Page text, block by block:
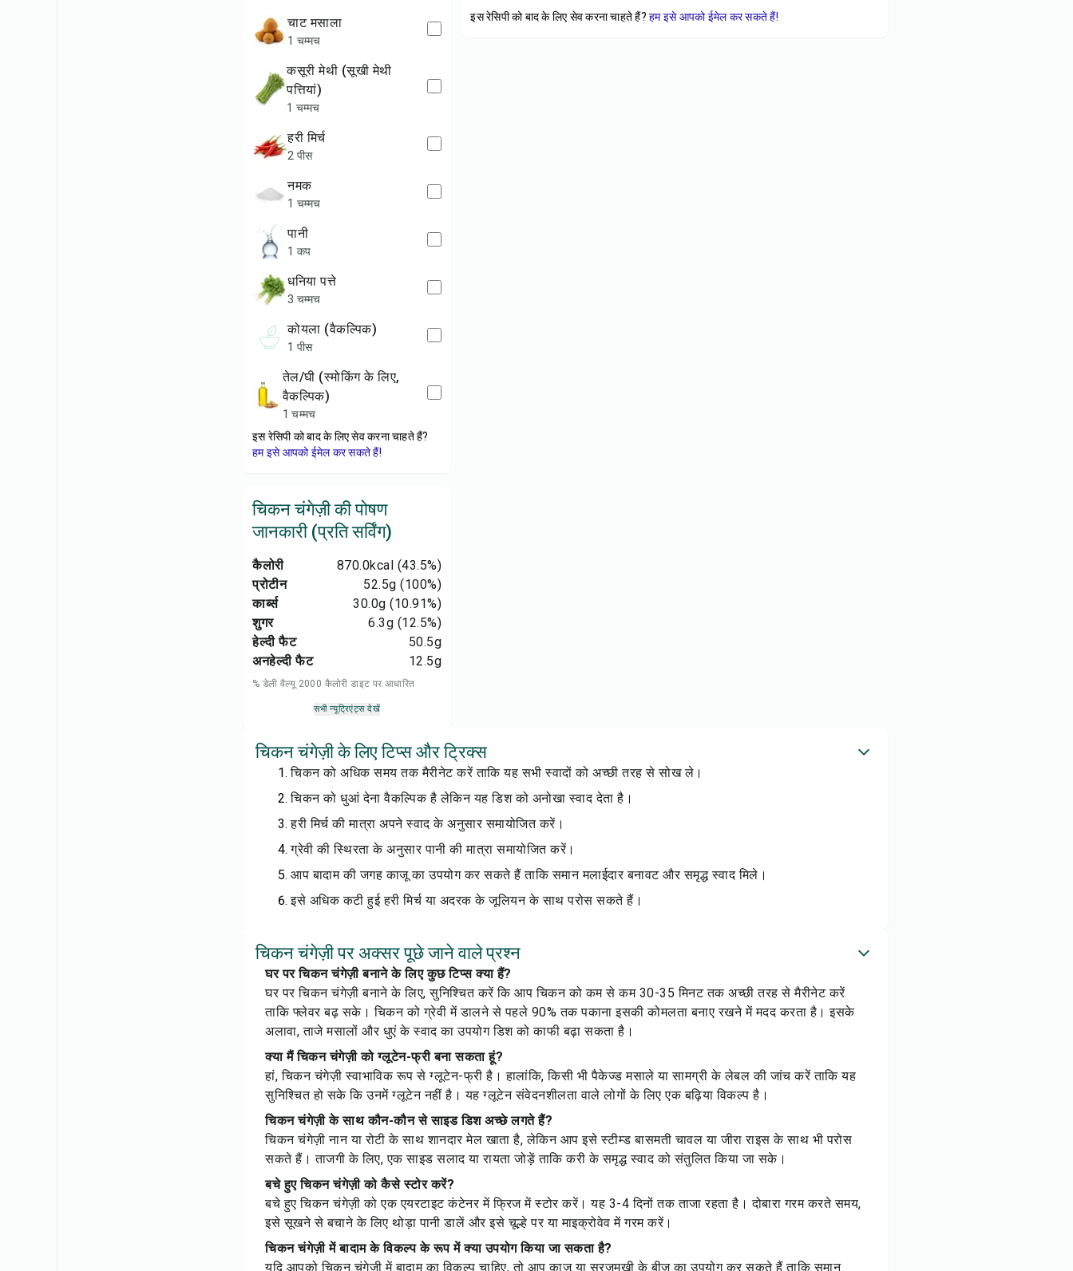
चाट मसाला
1 चम्मच
कसूरी मेथी (सूखी मेथी
पत्तियां)
1 चम्मच
हरी मिर्च
2 पीस
नमक
1 चम्मच
पानी
1 कप
धनिया पत्ते
3 चम्मच
कोयला (वैकल्पिक)
1 पीस
तेल/घी (स्मोकिंग के लिए,
वैकल्पिक)
1 चम्मच
इस रेसिपी को बाद के लिए सेव करना चाहते हैं?
हम इसे आपको ईमेल कर सकते हैं!
चिकन चंगेज़ी की पोषण
जानकारी (प्रति सर्विंग)
कैलोरी 870.0kcal (43.5%)
प्रोटीन
52.5g (100%)
कार्ब्स
30.0g (10.91%)
शुगर
6.3g (12.5%)
हेल्दी फैट
50.5g
अनहेल्दी फैट
12.5g
% डेली वैल्यू 2000 कैलोरी डाइट पर आधारित
सभी न्यूट्रिएंट्स देखें
इस रेसिपी को बाद के लिए सेव करना चाहते हैं? हम इसे आपको ईमेल कर सकते हैं!
चिकन चंगेज़ी के लिए टिप्स और ट्रिक्स
चिकन को अधिक समय तक मैरीनेट करें ताकि यह सभी स्वादों को अच्छी तरह से सोख ले।
चिकन को धुआं देना वैकल्पिक है लेकिन यह डिश को अनोखा स्वाद देता है।
हरी मिर्च की मात्रा अपने स्वाद के अनुसार समायोजित करें।
ग्रेवी की स्थिरता के अनुसार पानी की मात्रा समायोजित करें।
आप बादाम की जगह काजू का उपयोग कर सकते हैं ताकि समान मलाईदार बनावट और समृद्ध स्वाद मिले।
इसे अधिक कटी हुई हरी मिर्च या अदरक के जूलियन के साथ परोस सकते हैं।
चिकन चंगेज़ी पर अक्सर पूछे जाने वाले प्रश्न
घर पर चिकन चंगेज़ी बनाने के लिए कुछ टिप्स क्या हैं?
घर पर चिकन चंगेज़ी बनाने के लिए, सुनिश्चित करें कि आप चिकन को कम से कम 30-35 मिनट तक अच्छी तरह से मैरीनेट करें
ताकि फ्लेवर बढ़ सके। चिकन को ग्रेवी में डालने से पहले 90% तक पकाना इसकी कोमलता बनाए रखने में मदद करता है। इसके
अलावा, ताजे मसालों और धुएं के स्वाद का उपयोग डिश को काफी बढ़ा सकता है।
क्या मैं चिकन चंगेज़ी को ग्लूटेन-फ्री बना सकता हूं?
हां, चिकन चंगेज़ी स्वाभाविक रूप से ग्लूटेन-फ्री है। हालांकि, किसी भी पैकेज्ड मसाले या सामग्री के लेबल की जांच करें ताकि यह
सुनिश्चित हो सके कि उनमें ग्लूटेन नहीं है। यह ग्लूटेन संवेदनशीलता वाले लोगों के लिए एक बढ़िया विकल्प है।
चिकन चंगेज़ी के साथ कौन-कौन से साइड डिश अच्छे लगते हैं?
चिकन चंगेज़ी नान या रोटी के साथ शानदार मेल खाता है, लेकिन आप इसे स्टीम्ड बासमती चावल या जीरा राइस के साथ भी परोस
सकते हैं। ताजगी के लिए, एक साइड सलाद या रायता जोड़ें ताकि करी के समृद्ध स्वाद को संतुलित किया जा सके।
बचे हुए चिकन चंगेज़ी को कैसे स्टोर करें?
बचे हुए चिकन चंगेज़ी को एक एयरटाइट कंटेनर में फ्रिज में स्टोर करें। यह 3-4 दिनों तक ताजा रहता है। दोबारा गरम करते समय,
इसे सूखने से बचाने के लिए थोड़ा पानी डालें और इसे चूल्हे पर या माइक्रोवेव में गरम करें।
चिकन चंगेज़ी में बादाम के विकल्प के रूप में क्या उपयोग किया जा सकता है?
यदि आपको चिकन चंगेज़ी में बादाम का विकल्प चाहिए, तो आप काजू या सूरजमुखी के बीज का उपयोग कर सकते हैं ताकि समान